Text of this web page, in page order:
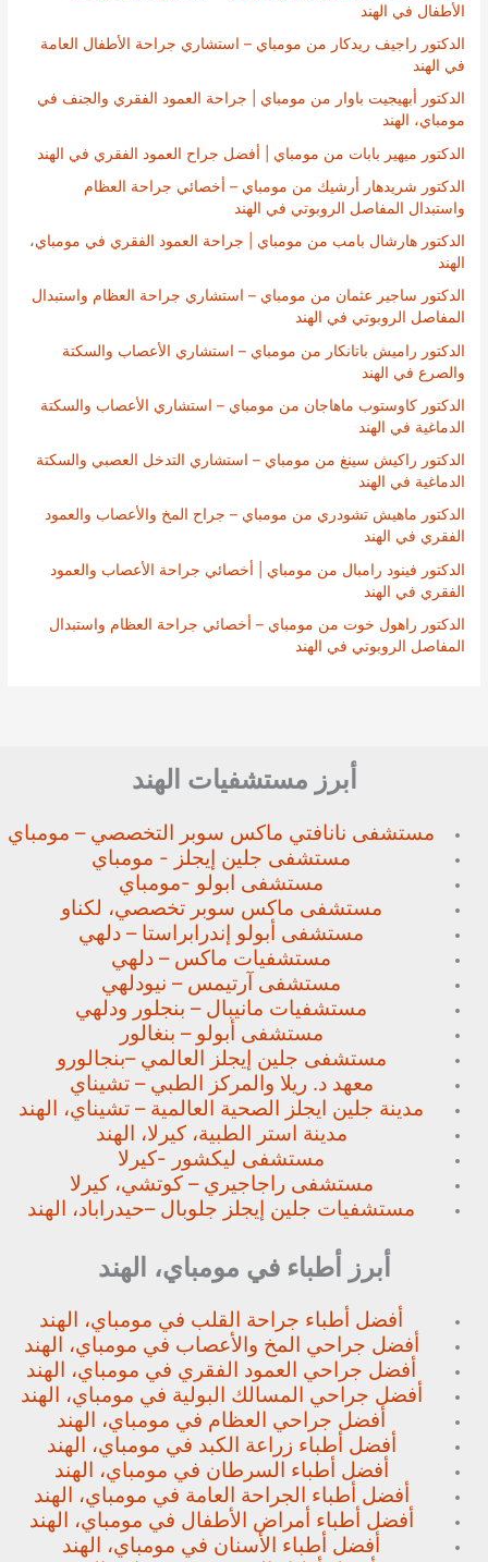
الأطفال في الهند
الدكتور راجيف ريدكار من مومباي – استشاري جراحة الأطفال العامة
في الهند
الدكتور أبهيجيت باوار من مومباي | جراحة العمود الفقري والجنف في
مومباي، الهند
الدكتور ميهير بابات من مومباي | أفضل جراح العمود الفقري في الهند
الدكتور شريدهار أرشيك من مومباي – أخصائي جراحة العظام
واستبدال المفاصل الروبوتي في الهند
الدكتور هارشال بامب من مومباي | جراحة العمود الفقري في مومباي،
الهند
الدكتور ساجير عثمان من مومباي – استشاري جراحة العظام واستبدال
المفاصل الروبوتي في الهند
الدكتور راميش باتانكار من مومباي – استشاري الأعصاب والسكتة
والصرع في الهند
الدكتور كاوستوب ماهاجان من مومباي – استشاري الأعصاب والسكتة
الدماغية في الهند
الدكتور راكيش سينغ من مومباي – استشاري التدخل العصبي والسكتة
الدماغية في الهند
الدكتور ماهيش تشودري من مومباي – جراح المخ والأعصاب والعمود
الفقري في الهند
الدكتور فينود رامبال من مومباي | أخصائي جراحة الأعصاب والعمود
الفقري في الهند
الدكتور راهول خوت من مومباي – أخصائي جراحة العظام واستبدال
المفاصل الروبوتي في الهند
أبرز مستشفيات الهند
مستشفى نانافتي ماكس سوبر التخصصي – مومباي
مستشفى جلين إيجلز - مومباي
مستشفى ابولو -مومباي
مستشفى ماكس سوبر تخصصي، لكناو
مستشفى أبولو إندرابراستا – دلهي
مستشفيات ماكس – دلهي
مستشفى آرتيمس – نيودلهي
مستشفيات مانيبال – بنجلور ودلهي
مستشفى أبولو – بنغالور
مستشفى جلين إيجلز العالمي –بنجالورو
معهد د. ريلا والمركز الطبي – تشيناي
مدينة جلين ايجلز الصحية العالمية – تشيناي، الهند
مدينة استر الطبية، كيرلا، الهند
مستشفى ليكشور -كيرلا
مستشفى راجاجيري – كوتشي، كيرلا
مستشفيات جلين إيجلز جلوبال –حيدراباد، الهند
أبرز أطباء في مومباي، الهند
أفضل أطباء جراحة القلب في مومباي، الهند
أفضل جراحي المخ والأعصاب في مومباي، الهند
أفضل جراحي العمود الفقري في مومباي، الهند
أفضل جراحي المسالك البولية في مومباي، الهند
أفضل جراحي العظام في مومباي، الهند
أفضل أطباء زراعة الكبد في مومباي، الهند
أفضل أطباء السرطان في مومباي، الهند
أفضل أطباء الجراحة العامة في مومباي، الهند
أفضل أطباء أمراض الأطفال في مومباي، الهند
أفضل أطباء الأسنان في مومباي، الهند